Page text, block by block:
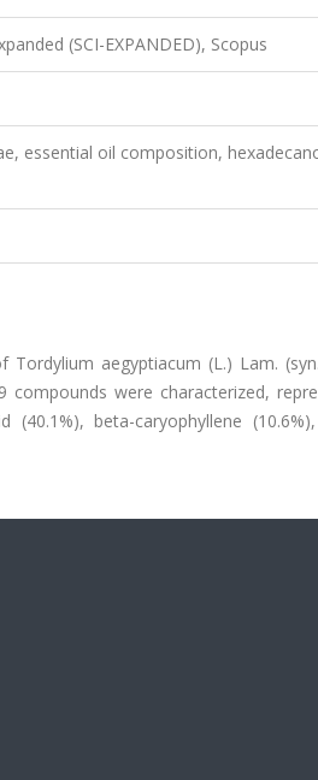
(SCI-EXPANDED), Scopus
essential oil composition,
aegyptiacum (L.) Lam.
compounds were characterized,
beta-caryophyllene